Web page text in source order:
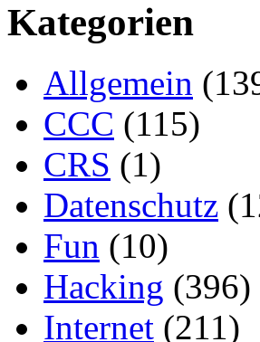
Kategorien
Allgemein
CCC (115)
CRS (1)
Datenschutz
Fun (10)
Hacking (396)
Internet (211)